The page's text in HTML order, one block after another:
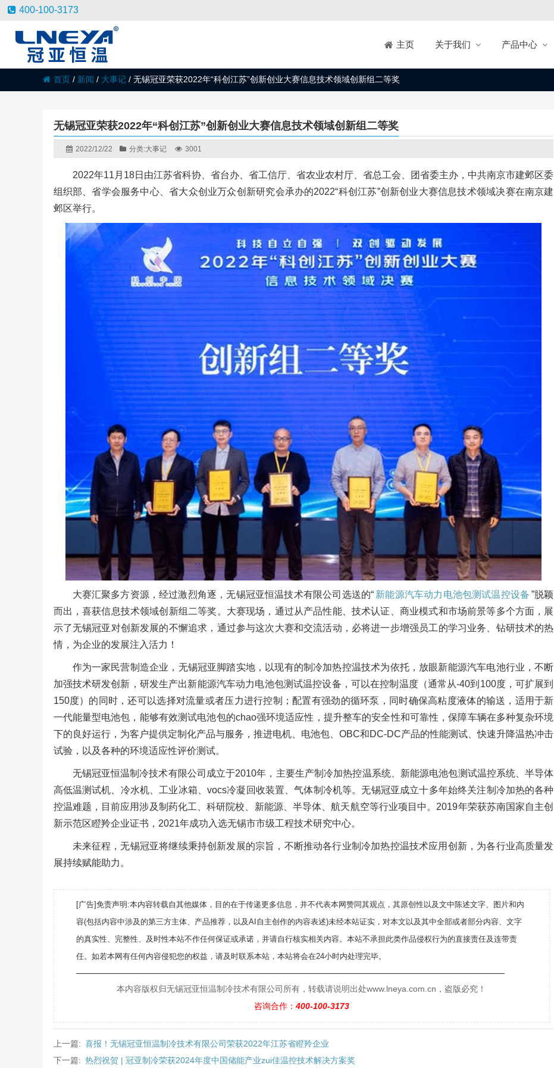
400-100-3173
主页 关于我们 产品中心
首页 / 新闻 / 大事记 / 无锡冠亚荣获2022年“科创江苏”创新创业大赛信息技术领域创新组二等奖
无锡冠亚荣获2022年“科创江苏”创新创业大赛信息技术领域创新组二等奖
2022/12/22 分类:大事记 3001
2022年11月18日由江苏省科协、省台办、省工信厅、省农业农村厅、省总工会、团省委主办，中共南京市建邺区委
组织部、省学会服务中心、省大众创业万众创新研究会承办的2022“科创江苏”创新创业大赛信息技术领域决赛在南京建
邺区举行。
大赛汇聚多方资源，经过激烈角逐，无锡冠亚恒温技术有限公司选送的“ 新能源汽车动力电池包测试温控设备 ”脱颖
而出，喜获信息技术领域创新组二等奖。大赛现场，通过从产品性能、技术认证、商业模式和市场前景等多个方面，展
示了无锡冠亚对创新发展的不懈追求，通过参与这次大赛和交流活动，必将进一步增强员工的学习业务、钻研技术的热
情，为企业的发展注入活力！
作为一家民营制造企业，无锡冠亚脚踏实地，以现有的制冷加热控温技术为依托，放眼新能源汽车电池行业，不断
加强技术研发创新，研发生产出新能源汽车动力电池包测试温控设备，可以在控制温度（通常从-40到100度，可扩展到
150度）的同时，还可以选择对流量或者压力进行控制；配置有强劲的循环泵，同时确保高粘度液体的输送，适用于新
一代能量型电池包，能够有效测试电池包的chao强环境适应性，提升整车的安全性和可靠性，保障车辆在多种复杂环境
下的良好运行，为客户提供定制化产品与服务，推进电机、电池包、OBC和DC-DC产品的性能测试、快速升降温热冲击
试验，以及各种的环境适应性评价测试。
无锡冠亚恒温制冷技术有限公司成立于2010年，主要生产制冷加热控温系统、新能源电池包测试温控系统、半导体
高低温测试机、冷水机、工业冰箱、vocs冷凝回收装置、气体制冷机等。无锡冠亚成立十多年始终关注制冷加热的各种
控温难题，目前应用涉及制药化工、科研院校、新能源、半导体、航天航空等行业项目中。2019年荣获苏南国家自主创
新示范区瞪羚企业证书，2021年成功入选无锡市市级工程技术研究中心。
未来征程，无锡冠亚将继续秉持创新发展的宗旨，不断推动各行业制冷加热控温技术应用创新，为各行业高质量发
展持续赋能助力。
[广告]免责声明:本内容转载自其他媒体，目的在于传递更多信息，并不代表本网赞同其观点，其原创性以及文中陈述文字、图片和内
容(包括内容中涉及的第三方主体、产品推荐，以及AI自主创作的内容表述)未经本站证实，对本文以及其中全部或者部分内容、文字
的真实性、完整性、及时性本站不作任何保证或承诺，并请自行核实相关内容。本站不承担此类作品侵权行为的直接责任及连带责
任。如若本网有任何内容侵犯您的权益，请及时联系本站，本站将会在24小时内处理完毕。
—————————————————————————————————————————————
本内容版权归无锡冠亚恒温制冷技术有限公司所有，转载请说明出处www.lneya.com.cn，盗版必究！
咨询合作： 400-100-3173
上一篇: 喜报！无锡冠亚恒温制冷技术有限公司荣获2022年江苏省瞪羚企业
下一篇: 热烈祝贺 | 冠亚制冷荣获2024年度中国储能产业zui佳温控技术解决方案奖